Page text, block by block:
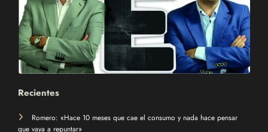
Recientes
Romero: «Hace 10 meses que cae el consumo y nada hace pensar
que vaya a repuntar»